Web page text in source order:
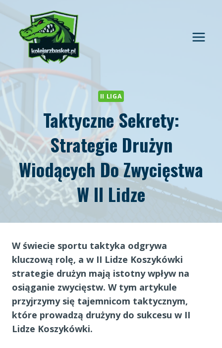
treści
II LIGA
Taktyczne Sekrety:
Strategie Drużyn
Wiodących Do Zwycięstwa
W II Lidze
W świecie sportu taktyka odgrywa
kluczową rolę, a w II Lidze Koszykówki
strategie drużyn mają istotny wpływ na
osiąganie zwycięstw. W tym artykule
przyjrzymy się tajemnicom taktycznym,
które prowadzą drużyny do sukcesu w II
Lidze Koszykówki.